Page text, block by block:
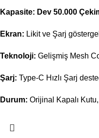
Kapasite: Dev 50.000
Ekran: Likit ve Şarj
Teknoloji: Gelişmiş Mesh
Şarj: Type-C Hızlı Şarj
Durum: Orijinal Kapalı